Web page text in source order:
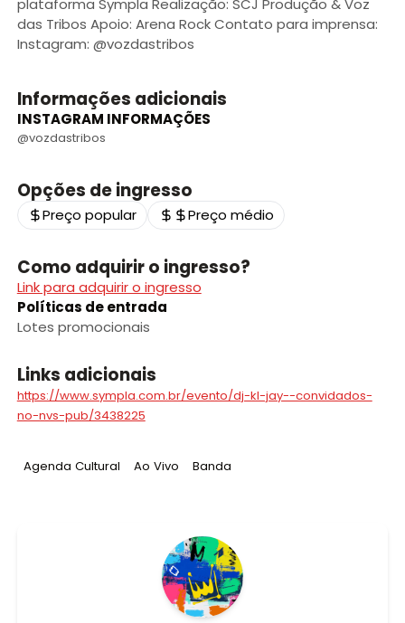
plataforma Sympla Realização: SCJ Produção & Voz
das Tribos Apoio: Arena Rock Contato para imprensa:
Instagram: @vozdastribos
Informações adicionais
INSTAGRAM INFORMAÇÕES
@vozdastribos
Opções de ingresso
Preço popular Preço médio
Como adquirir o ingresso?
Link para adquirir o ingresso
Políticas de entrada
Lotes promocionais
Links adicionais
https://www.sympla.com.br/evento/dj-kl-jay--convidados-
no-nvs-pub/3438225
Tag:
Agenda Cultural Tag:
Ao Vivo Tag:
Banda